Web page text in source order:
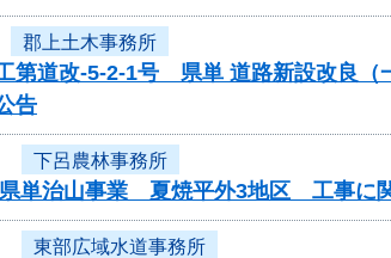
郡上土木事務所
工第道改-5-2-1号 県単 道路新設改良
告
下呂農林事務所
県単治山事業 夏焼平外3地区 工事に
東部広域水道事務所